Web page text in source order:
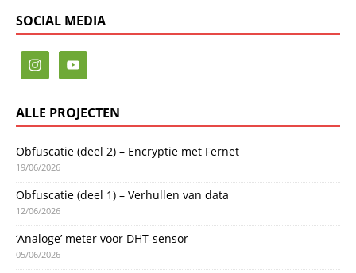
SOCIAL MEDIA
ALLE PROJECTEN
Obfuscatie (deel 2) – Encryptie met Fernet
19/06/2026
Obfuscatie (deel 1) – Verhullen van data
12/06/2026
‘Analoge’ meter voor DHT-sensor
05/06/2026